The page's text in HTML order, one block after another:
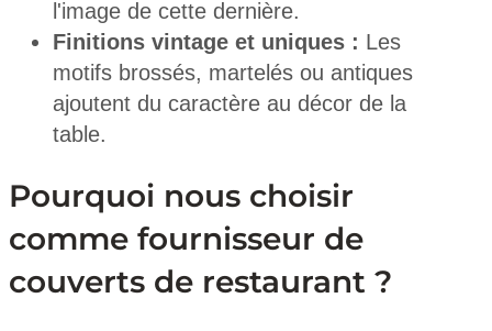
l'image de cette dernière.
Finitions vintage et uniques : Les
motifs brossés, martelés ou antiques
ajoutent du caractère au décor de la
table.
Pourquoi nous choisir
comme fournisseur de
couverts de restaurant ?